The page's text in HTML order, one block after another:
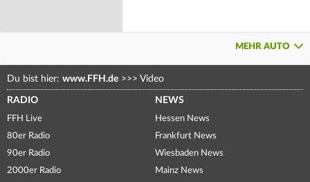
MEHR AUTO
Du bist hier: www.FFH.de >>> Video
RADIO
FFH Live
80er Radio
90er Radio
2000er Radio
NEWS
Hessen News
Frankfurt News
Wiesbaden News
Mainz News